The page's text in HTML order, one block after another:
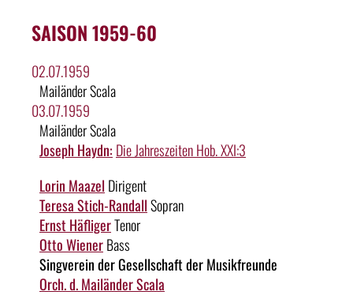
SAISON 1959-60
02.07.1959
Mailänder Scala
03.07.1959
Mailänder Scala
Joseph Haydn: Die Jahreszeiten Hob. XXI:3
Lorin Maazel Dirigent
Teresa Stich-RandallSopran
Ernst HäfligerTenor
Otto WienerBass
Singverein der Gesellschaft der Musikfreunde
Orch. d. Mailänder Scala